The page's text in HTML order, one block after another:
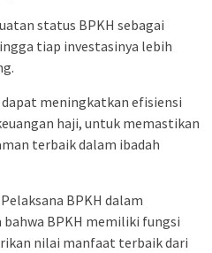
status BPKH sebagai
tiap investasinya lebih
meningkatkan efisiensi
haji, untuk memastikan
terbaik dalam ibadah
BPKH dalam
BPKH memiliki fungsi
nilai manfaat terbaik dari